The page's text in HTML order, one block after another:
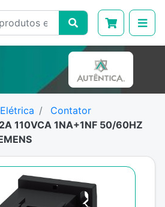
Elétrica
Contator
110VCA 1NA+1NF 50/60HZ